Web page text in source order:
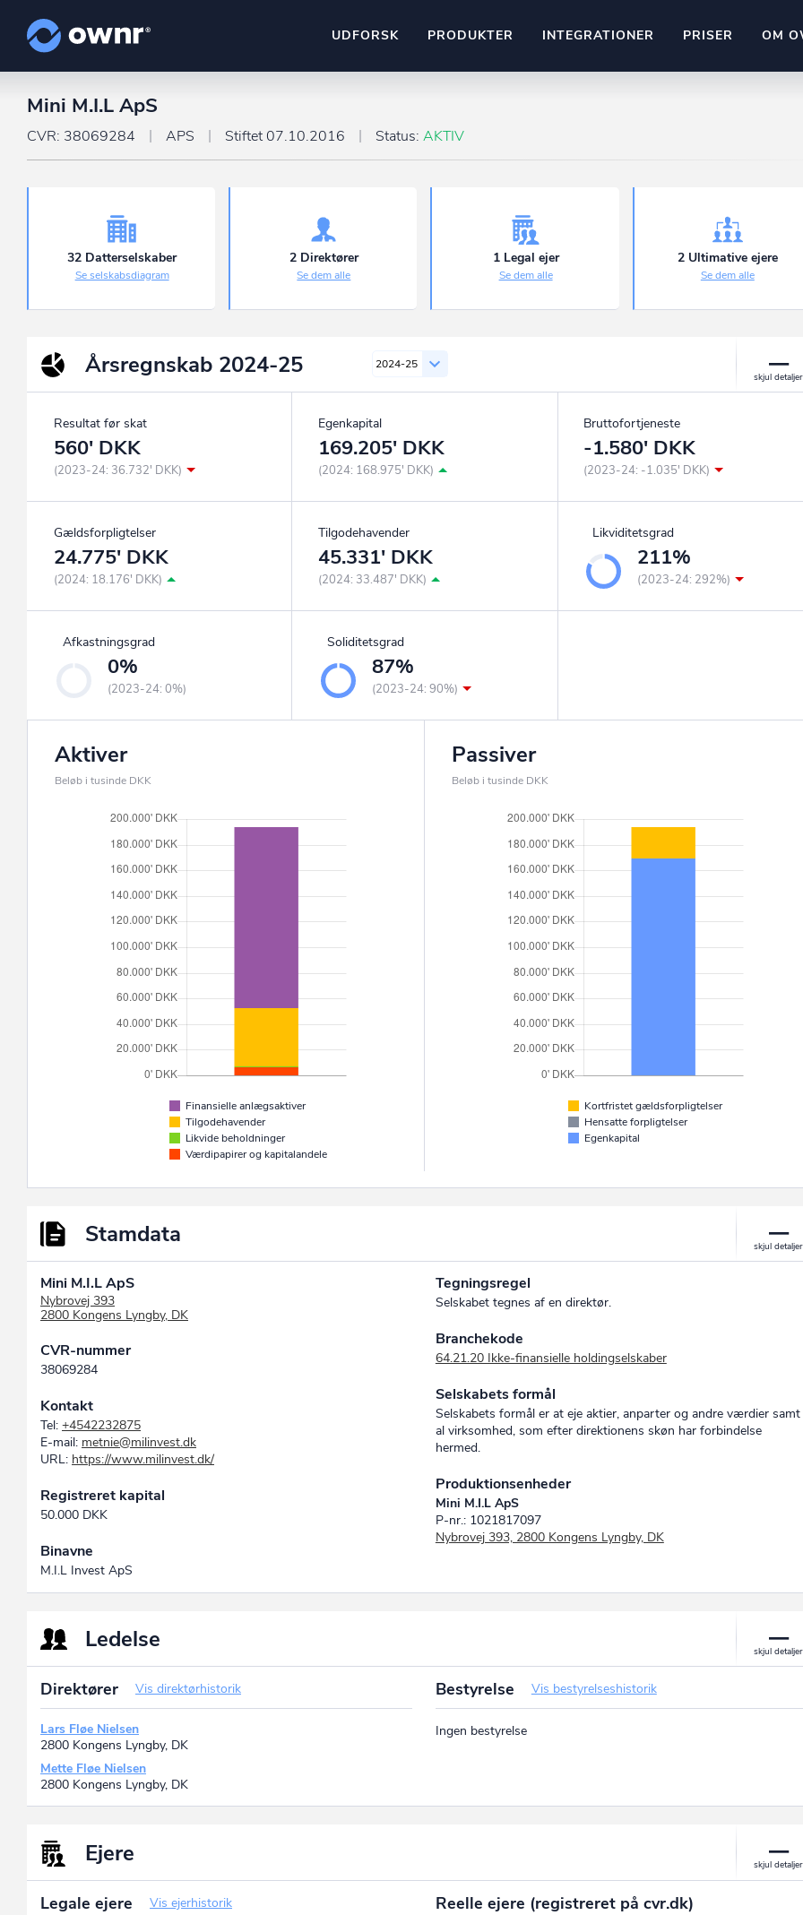
UDFORSK PRODUKTER
Hold dig opdateret og compliant
ownr Pipeline
Identificer salgsklare kundeemner
INTEGRATIONER
Kun fantasien sætter grænsen
Ownr ajour goes supersonic
PRISER OM
Mini M.I.L ApS
CVR: 38069284 APS Stiftet 07.10.2016 Status: AKTIV
32 Datterselskaber
Se selskabsdiagram
2 Direktører
Se dem alle
1 Legal ejer
Se dem alle
2 Ultimative ejere
Se dem alle
Årsregnskab 2024-25 2024-25
Resultat før skat
560' DKK
(2023-24: 36.732' DKK)
Egenkapital
169.205' DKK
(2024: 168.975' DKK)
Bruttofortjeneste
-1.580' DKK
(2023-24: -1.035' DKK)
Gældsforpligtelser
24.775' DKK
(2024: 18.176' DKK)
Tilgodehavender
45.331' DKK
(2024: 33.487' DKK)
Likviditetsgrad
211%
(2023-24: 292%)
Afkastningsgrad
0%
(2023-24: 0%)
Soliditetsgrad
87%
(2023-24: 90%)
Aktiver
Beløb i tusinde DKK
Finansielle anlægsaktiver
Tilgodehavender
Likvide beholdninger
Værdipapirer og kapitalandele
Passiver
Beløb i tusinde DKK
Kortfristet gældsforpligtelser
Hensatte forpligtelser
Egenkapital
Stamdata
Mini M.I.L ApS
Nybrovej 393
2800 Kongens Lyngby, DK
CVR-nummer
38069284
Kontakt
Tel: +4542232875
E-mail: metnie@milinvest.dk
URL: https://www.milinvest.dk/
Registreret kapital
50.000 DKK
Binavne
M.I.L Invest ApS
Tegningsregel
Selskabet tegnes af en direktør.
Branchekode
64.21.20 Ikke-finansielle holdingselskaber
Selskabets formål
Selskabets formål er at eje aktier, anparter og andre værdier samt
al virksomhed, som efter direktionens skøn har forbindelse
hermed.
Produktionsenheder
Mini M.I.L ApS
P-nr.: 1021817097
Nybrovej 393, 2800 Kongens Lyngby, DK
Ledelse
Direktører Vis direktørhistorik
Lars Fløe Nielsen
2800 Kongens Lyngby, DK
Mette Fløe Nielsen
2800 Kongens Lyngby, DK
Bestyrelse Vis bestyrelseshistorik
Ingen bestyrelse
Ejere
Legale ejere Vis ejerhistorik Reelle ejere (registreret på cvr.dk)